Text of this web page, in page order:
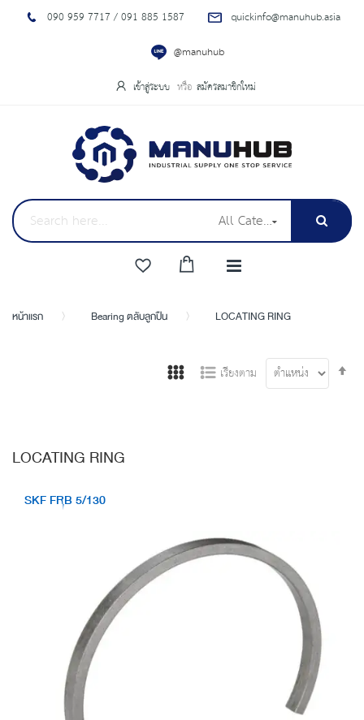
090 959 7717 / 091 885 1587
quickinfo@manuhub.asia
@manuhub
เข้าสู่ระบบ สมัครสมาชิกใหม่
All Categories
หน้าแรก Bearing ตลับลูกปืน LOCATING RING
LOCATING RING
เรียงตาม
SKF FRB 5/130